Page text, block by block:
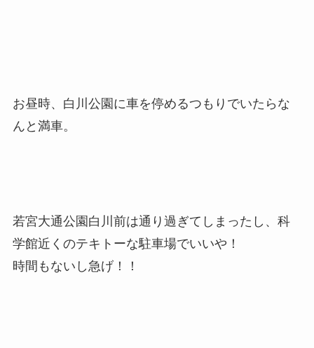
お昼時、白川公園に車を停めるつもりでいたらな
んと満車。
若宮大通公園白川前は通り過ぎてしまったし、科
学館近くのテキトーな駐車場でいいや！
時間もないし急げ！！